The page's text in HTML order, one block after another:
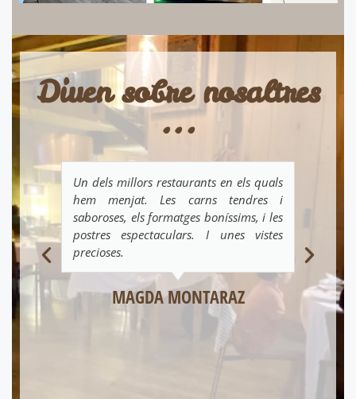
Diuen sobre nosaltres
...
Un dels millors restaurants en els quals
hem menjat. Les carns tendres i
saboroses, els formatges boníssims, i les
postres espectaculars. I unes vistes
precioses.
MAGDA MONTARAZ